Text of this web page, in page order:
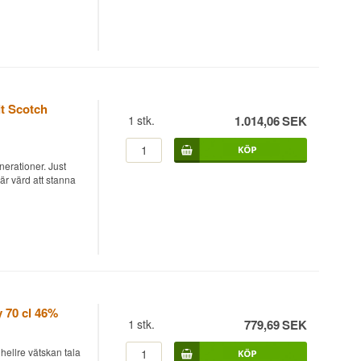
saltad
Manzanilla
56,2% är
Scotch
Just
värd att stanna
är en
1 stk. 1.014,06SEK
cl 46%
vätskan tala
1 stk. 779,69SEK